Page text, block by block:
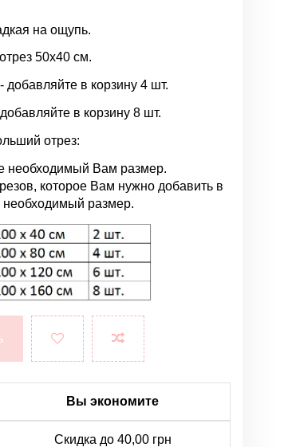
на ощупь.
50х40 см.
добавляйте в корзину 4 шт.
в корзину 8 шт.
отрез:
необходимый Вам размер.
которое Вам нужно добавить в
необходимый размер.
Вы экономите
Скидка до 40,00 грн